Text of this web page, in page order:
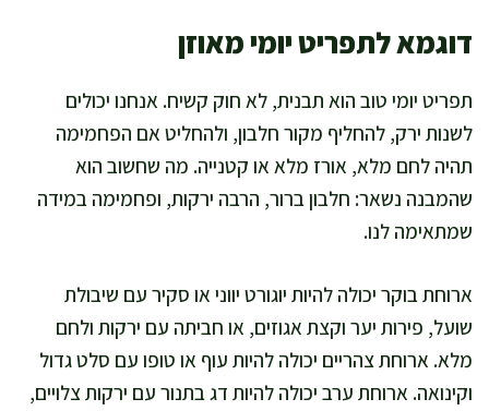
דוגמא לתפריט יומי מאוזן
תפריט יומי טוב הוא תבנית, לא חוק קשיח. אנחנו יכולים
לשנות ירק, להחליף מקור חלבון, ולהחליט אם הפחמימה
תהיה לחם מלא, אורז מלא או קטנייה. מה שחשוב הוא
שהמבנה נשאר: חלבון ברור, הרבה ירקות, ופחמימה במידה
שמתאימה לנו.
ארוחת בוקר יכולה להיות יוגורט יווני או סקיר עם שיבולת
שועל, פירות יער וקצת אגוזים, או חביתה עם ירקות ולחם
מלא. ארוחת צהריים יכולה להיות עוף או טופו עם סלט גדול
וקינואה. ארוחת ערב יכולה להיות דג בתנור עם ירקות צלויים,